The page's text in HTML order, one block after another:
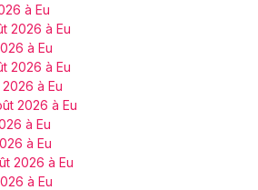
à Eu
2026 à Eu
à Eu
2026 à Eu
à Eu
2026 à Eu
à Eu
à Eu
2026 à Eu
à Eu